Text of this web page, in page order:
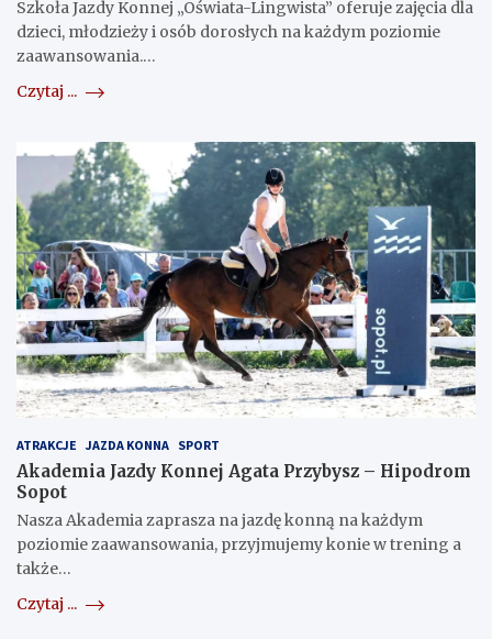
Szkoła Jazdy Konnej „Oświata-Lingwista” oferuje zajęcia dla
dzieci, młodzieży i osób dorosłych na każdym poziomie
zaawansowania.…
Czytaj ...
ATRAKCJE JAZDA KONNA SPORT
Akademia Jazdy Konnej Agata Przybysz – Hipodrom
Sopot
Nasza Akademia zaprasza na jazdę konną na każdym
poziomie zaawansowania, przyjmujemy konie w trening a
także…
Czytaj ...